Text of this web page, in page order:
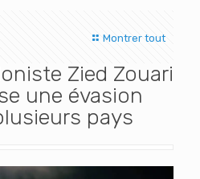
Montrer tout
Zied Zouari
une évasion
pays